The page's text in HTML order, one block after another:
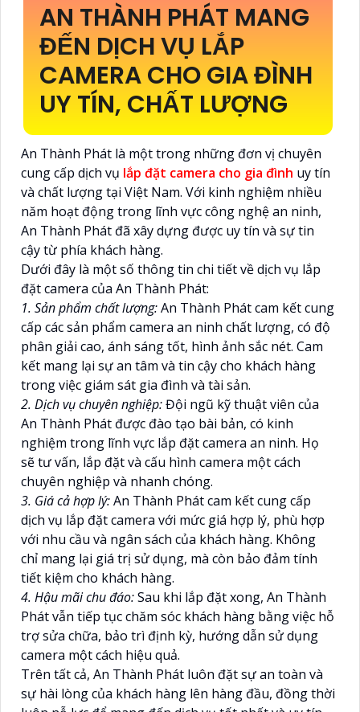
AN THÀNH PHÁT MANG
ĐẾN DỊCH VỤ LẮP
CAMERA CHO GIA ĐÌNH
UY TÍN, CHẤT LƯỢNG
An Thành Phát là một trong những đơn vị chuyên
cung cấp dịch vụ lắp đặt camera cho gia đình uy tín
và chất lượng tại Việt Nam. Với kinh nghiệm nhiều
năm hoạt động trong lĩnh vực công nghệ an ninh,
An Thành Phát đã xây dựng được uy tín và sự tin
cậy từ phía khách hàng.
Dưới đây là một số thông tin chi tiết về dịch vụ lắp
đặt camera của An Thành Phát:
1. Sản phẩm chất lượng:An Thành Phát cam kết cung
cấp các sản phẩm camera an ninh chất lượng, có độ
phân giải cao, ánh sáng tốt, hình ảnh sắc nét. Cam
kết mang lại sự an tâm và tin cậy cho khách hàng
trong việc giám sát gia đình và tài sản.
2. Dịch vụ chuyên nghiệp:Đội ngũ kỹ thuật viên của
An Thành Phát được đào tạo bài bản, có kinh
nghiệm trong lĩnh vực lắp đặt camera an ninh. Họ
sẽ tư vấn, lắp đặt và cấu hình camera một cách
chuyên nghiệp và nhanh chóng.
3. Giá cả hợp lý:An Thành Phát cam kết cung cấp
dịch vụ lắp đặt camera với mức giá hợp lý, phù hợp
với nhu cầu và ngân sách của khách hàng. Không
chỉ mang lại giá trị sử dụng, mà còn bảo đảm tính
tiết kiệm cho khách hàng.
4. Hậu mãi chu đáo:Sau khi lắp đặt xong, An Thành
Phát vẫn tiếp tục chăm sóc khách hàng bằng việc hỗ
trợ sửa chữa, bảo trì định kỳ, hướng dẫn sử dụng
camera một cách hiệu quả.
Trên tất cả, An Thành Phát luôn đặt sự an toàn và
sự hài lòng của khách hàng lên hàng đầu, đồng thời